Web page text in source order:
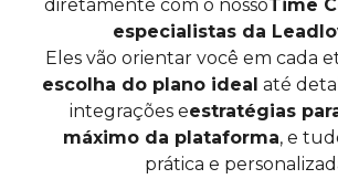
diretamente com o nossoTime
especialistas da
Eles vão orientar você em cada
escolha do plano ideal até
integrações eestratégias
máximo da plataforma, e
prática e